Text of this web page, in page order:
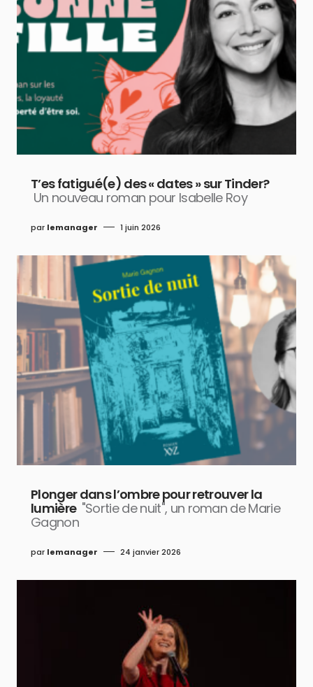
T’es fatigué(e) des « dates » sur Tinder?
Un nouveau roman pour Isabelle Roy
par lemanager 1 juin 2026
Plonger dans l’ombre pour retrouver la
lumière "Sortie de nuit", un roman de Marie
Gagnon
par lemanager 24 janvier 2026